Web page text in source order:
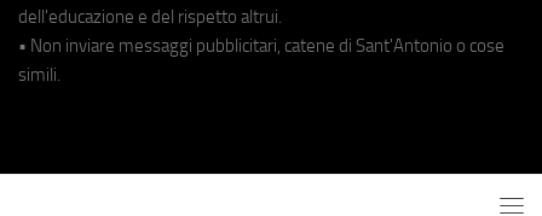
dell'educazione e del rispetto altrui.
• Non inviare messaggi pubblicitari, catene di Sant'Antonio o cose
simili.